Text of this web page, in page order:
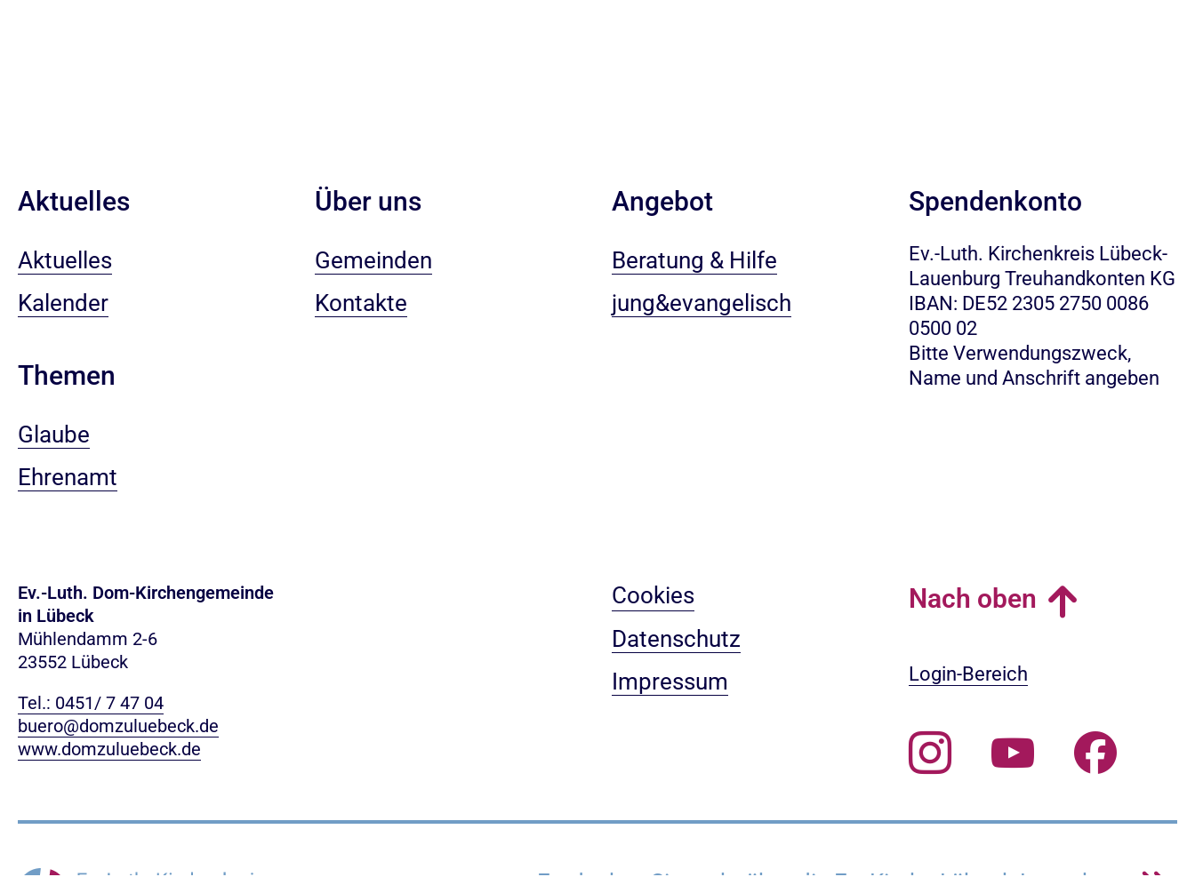
Aktuelles
Aktuelles
Kalender
Themen
Glaube
Ehrenamt
Über uns
Gemeinden
Kontakte
Angebot
Beratung & Hilfe
jung&evangelisch
Spendenkonto
Ev.-Luth. Kirchenkreis Lübeck-
Lauenburg Treuhandkonten KG
IBAN: DE52 2305 2750 0086
0500 02
Bitte Verwendungszweck,
Name und Anschrift angeben
Ev.-Luth. Dom-Kirchengemeinde
in Lübeck
Mühlendamm 2-6
23552 Lübeck
Tel.: 0451/ 7 47 04
buero@domzuluebeck.de
www.domzuluebeck.de
Cookies
Datenschutz
Impressum
Nach oben
Login-Bereich